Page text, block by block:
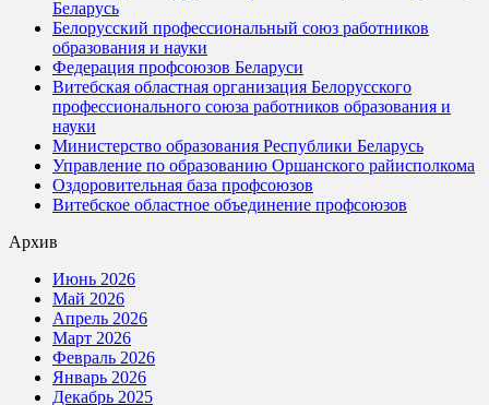
Беларусь
Белорусский профессиональный союз работников
образования и науки
Федерация профсоюзов Беларуси
Витебская областная организация Белорусского
профессионального союза работников образования и
науки
Министерство образования Республики Беларусь
Управление по образованию Оршанского райисполкома
Оздоровительная база профсоюзов
Витебское областное объединение профсоюзов
Архив
Июнь 2026
Май 2026
Апрель 2026
Март 2026
Февраль 2026
Январь 2026
Декабрь 2025